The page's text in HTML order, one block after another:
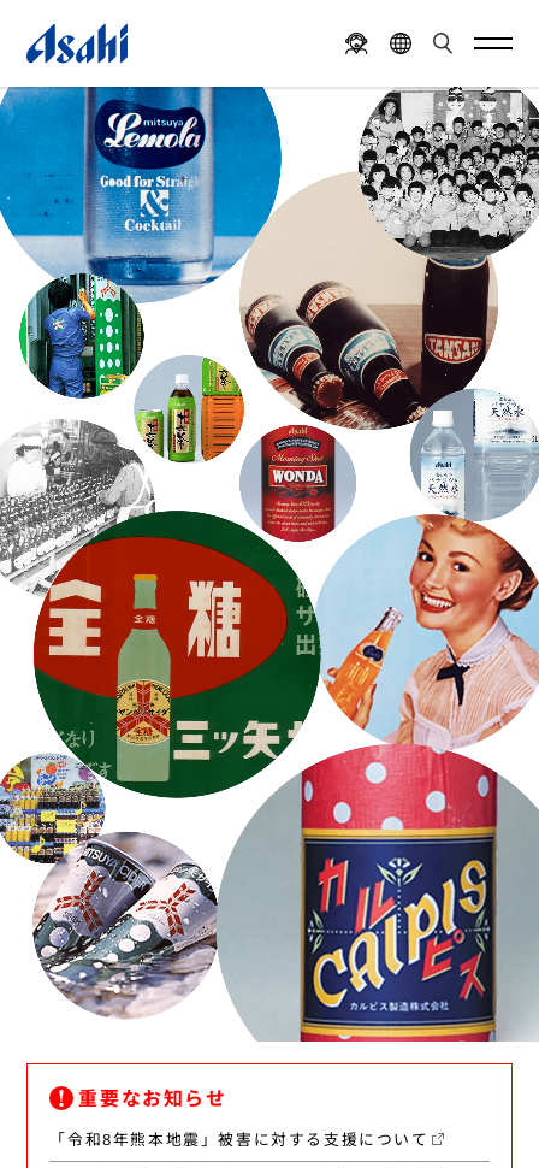
重要なお知らせ
「令和8年熊本地震」被害に対する支援について